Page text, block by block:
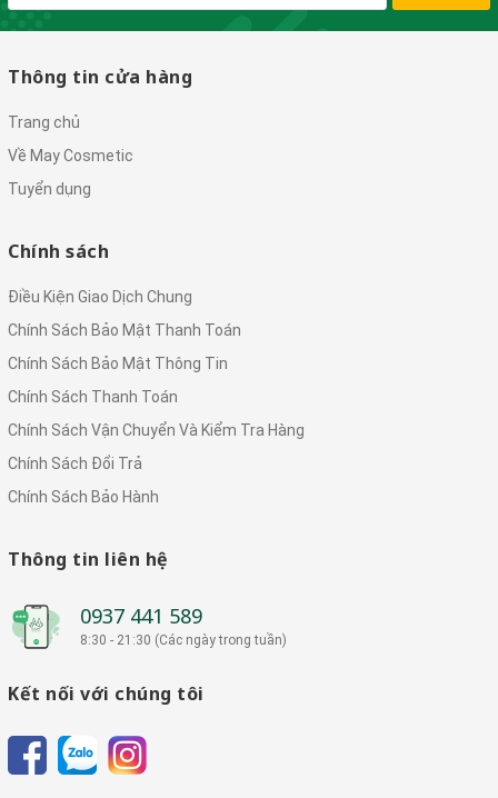
Thông tin cửa hàng
Trang chủ
Về May Cosmetic
Tuyển dụng
Chính sách
Điều Kiện Giao Dịch Chung
Chính Sách Bảo Mật Thanh Toán
Chính Sách Bảo Mật Thông Tin
Chính Sách Thanh Toán
Chính Sách Vận Chuyển Và Kiểm Tra Hàng
Chính Sách Đổi Trả
Chính Sách Bảo Hành
Thông tin liên hệ
0937 441 589
8:30 - 21:30 (Các ngày trong tuần)
Kết nối với chúng tôi